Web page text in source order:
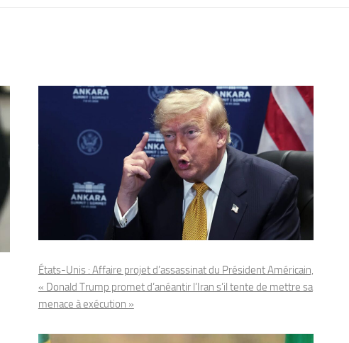
États-Unis : Affaire projet d’assassinat du Président Américain,
« Donald Trump promet d’anéantir l’Iran s’il tente de mettre sa
menace à exécution »